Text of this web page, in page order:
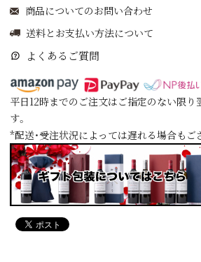
商品についてのお問い合わせ
送料とお支払い方法について
よくあるご質問
平日12時までのご注文はご指定のない限り
す。
*配送・受注状況によっては遅れる場合もご